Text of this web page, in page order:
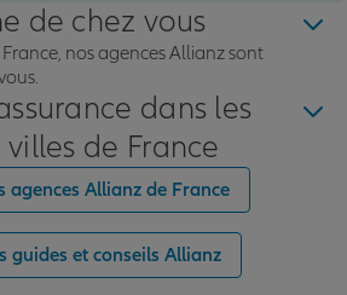
de chez vous
nos agences Allianz sont
dans les
de France
agences Allianz de France
guides et conseils Allianz